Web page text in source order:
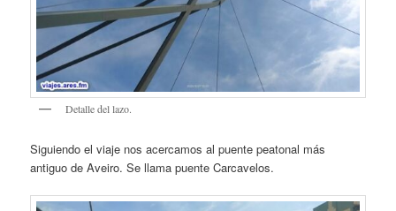
Detalle del lazo.
Siguiendo el viaje nos acercamos al puente peatonal más
antiguo de Aveiro. Se llama puente Carcavelos.